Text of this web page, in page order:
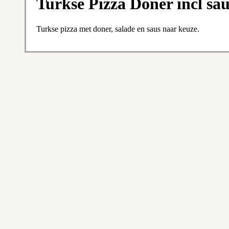
Turkse Pizza Doner incl
Turkse pizza met doner, salade en saus naar keuze.